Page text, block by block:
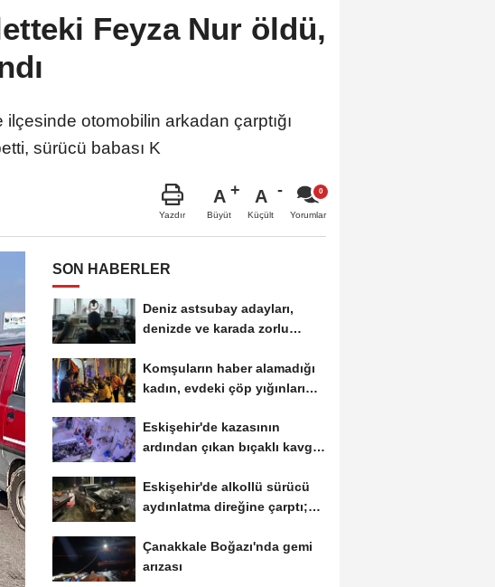
Feyza Nur öldü,
otomobilin arkadan çarptığı
sürücü babası K
Yazdır
A
Büyüt
A
Küçült Yorumlar
SON HABERLER
Deniz astsubay adayları,
denizde ve karada zorlu
Komşuların haber alamadığı
kadın, evdeki çöp yığınları
Eskişehir'de kazasının
ardından çıkan bıçaklı kavga
Eskişehir'de alkollü sürücü
aydınlatma direğine çarptı;
Çanakkale Boğazı'nda gemi
arızası